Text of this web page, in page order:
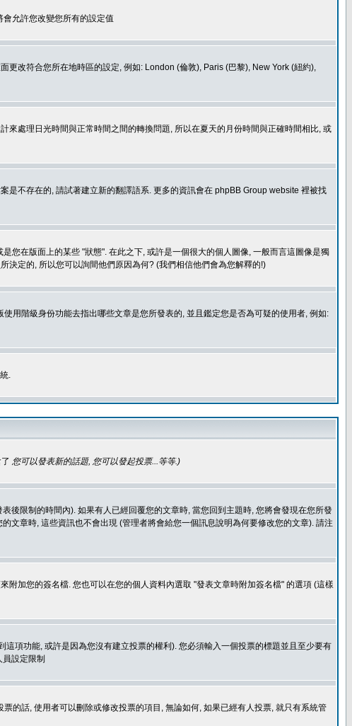
允許您改變您所有的設定值
更改符合您所在地時區的設定, 例如: London (倫敦), Paris (巴黎), New York (紐約),
來處理日光時間與正常時間之間的轉換問題, 所以在夏天的月份時間與正確時間相比, 或
是不存在的, 請試著建立新的翻譯語系. 更多的資訊會在 phpBB Group website 裡被找
您在版面上的某些 "狀態". 在此之下, 或許是一個很大的個人圖像, 一般而言這圖像是獨
決定的, 所以您可以詢間他們原因為何? (我們相信他們會為您解釋的!)
用階級身份功能去指出哪些文章是您所發表的, 並且鑑定您是否為可疑的使用者, 例如:
.
您可以發表新的話題, 您可以發起投票...等等.)
後限制的時間內). 如果有人已經回覆您的文章時, 當您回到主題時, 您將會發現在您所發
文章時, 這些資訊也不會出現 (管理者將會給您一個訊息說明為何要修改您的文章). 請注
附加您的簽名檔. 您也可以在您的個人資料內選取 "發表文章時附加簽名檔" 的選項 (這樣
項功能, 或許是因為您沒有建立投票的權利). 您必須輸入一個投票的標題並且至少要有
設定限制
的話, 使用者可以刪除或修改投票的項目, 無論如何, 如果已經有人投票, 就只有系統管